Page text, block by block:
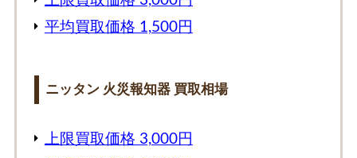
平均買取価格 1,500円
ニッタン 火災報知器 買取相場
上限買取価格 3,000円